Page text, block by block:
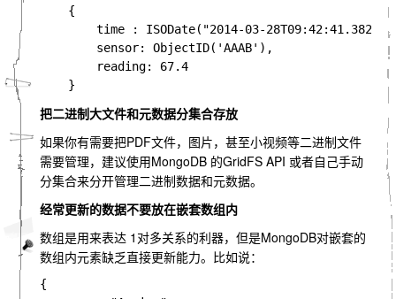
    {
time : ISODate("2014-03-
        sensor: ObjectID('AAAB'),
        reading: 67.4
把二进制大文件和元数据分集合存放
如果你有需要把PDF文件，图片，甚至小视频等二进制文件
需要管理，建议使用MongoDB 的GridFS API 或者自己手动
分集合来分开管理二进制数据和元数据。
经常更新的数据不要放在嵌套数组内
数组是用来表达 1对多关系的利器，但是MongoDB对嵌套的
数组内元素缺乏直接更新能力。比如说：
{